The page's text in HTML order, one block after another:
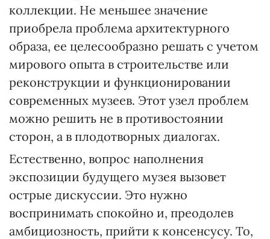
коллекции. Не меньшее значение
приобрела проблема архитектурного
образа, ее целесообразно решать с учетом
мирового опыта в строительстве или
реконструкции и функционировании
современных музеев. Этот узел проблем
можно решить не в противостоянии
сторон, а в плодотворных диалогах.
Естественно, вопрос наполнения
экспозиции будущего музея вызовет
острые дискуссии. Это нужно
воспринимать спокойно и, преодолев
амбициозность, прийти к консенсусу. То,